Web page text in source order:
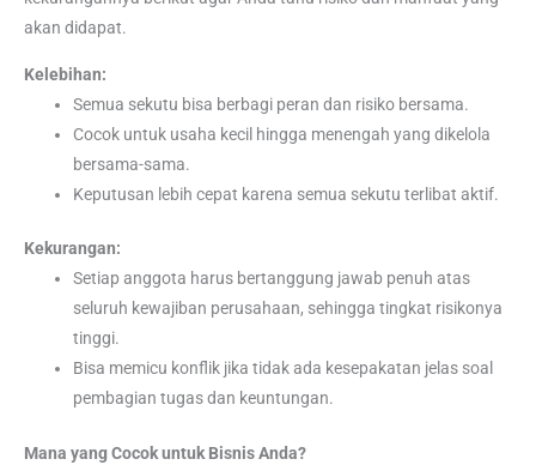
akan didapat.
Kelebihan:
Semua sekutu bisa berbagi peran dan risiko bersama.
Cocok untuk usaha kecil hingga menengah yang dikelola
bersama-sama.
Keputusan lebih cepat karena semua sekutu terlibat aktif.
Kekurangan:
Setiap anggota harus bertanggung jawab penuh atas
seluruh kewajiban perusahaan, sehingga tingkat risikonya
tinggi.
Bisa memicu konflik jika tidak ada kesepakatan jelas soal
pembagian tugas dan keuntungan.
Mana yang Cocok untuk Bisnis Anda?